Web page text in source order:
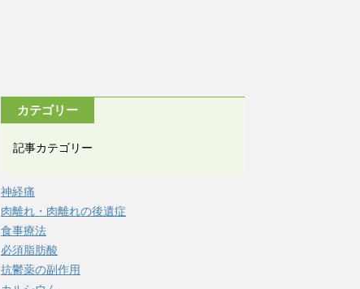
カテゴリー
記事カテゴリー
神経痛
肉離れ・肉離れの後遺症
食事療法
必須脂肪酸
抗鬱薬の副作用